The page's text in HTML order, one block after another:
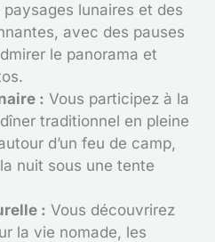
lunaires et des
avec des pauses
le panorama et
: Vous participez à la
traditionnel en pleine
d’un feu de camp,
nuit sous une tente
: Vous découvrirez
la vie nomade, les